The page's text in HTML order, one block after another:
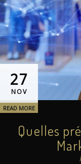
27
NOV
READ MORE
Quelles